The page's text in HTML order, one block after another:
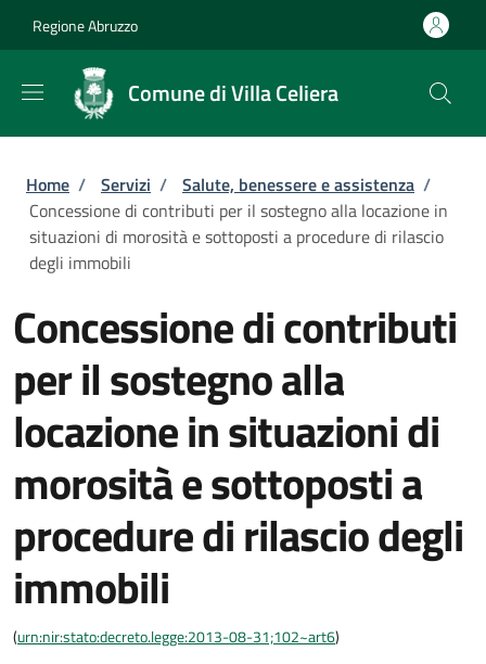
Regione Abruzzo
Comune di Villa Celiera
Briciole di pane
Home / Servizi / Salute, benessere e assistenza /
Concessione di contributi per il sostegno alla locazione in
situazioni di morosità e sottoposti a procedure di rilascio
degli immobili
Concessione di contributi
per il sostegno alla
locazione in situazioni di
morosità e sottoposti a
procedure di rilascio degli
immobili
(urn:nir:stato:decreto.legge:2013-08-31;102~art6)